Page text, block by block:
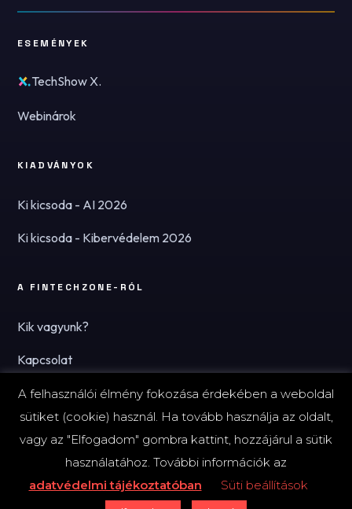
ESEMÉNYEK
TechShow X.
Webinárok
KIADVÁNYOK
Ki kicsoda - AI 2026
Ki kicsoda - Kibervédelem 2026
A FINTECHZONE-RÓL
Kik vagyunk?
Kapcsolat
Hírlevél
© 2026 FinTechZone.hu - A FinTech Group Kft.
Adatvédelmi tájékoztató (PDF)Süti-beállítások
A felhasználói élmény fokozása érdekében a weboldal
sütiket (cookie) használ. Ha tovább használja az oldalt,
vagy az "Elfogadom" gombra kattint, hozzájárul a sütik
használatához. További információk az
adatvédelmi tájékoztatóban
Süti beállítások